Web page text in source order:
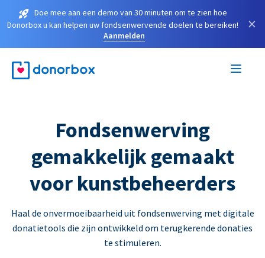
Doe mee aan een demo van 30 minuten om te zien hoe
Donorbox u kan helpen uw fondsenwervende doelen te bereiken!
Aanmelden
×
Fondsenwerving
gemakkelijk gemaakt
voor kunstbeheerders
Haal de onvermoeibaarheid uit fondsenwerving met digitale
donatietools die zijn ontwikkeld om terugkerende donaties
te stimuleren.